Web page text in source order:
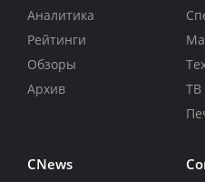
Аналитика
Рейтинги
Обзоры
Архив
ТВ
CNews